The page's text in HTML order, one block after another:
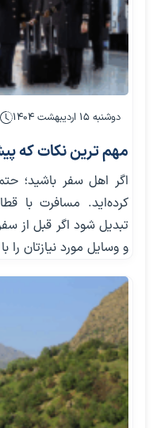
دوشنبه ۱۵ اردیبهشت ۱۴۰۴
مهم ترین نکات که
اگر اهل سفر باشید؛
کرده‌اید. مسافرت با
تبدیل شود اگر قبل از
و وسایل مورد نیازتان را